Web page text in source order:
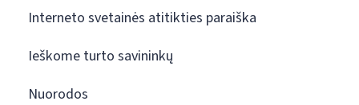
Interneto svetainės atitikties paraiška
Ieškome turto savininkų
Nuorodos